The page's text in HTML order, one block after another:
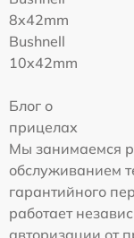
8x42mm
Bushnell
10x42mm
Блог о
прицелах
Мы занимаемся
обслуживанием
гарантийного
работает
авторизации от